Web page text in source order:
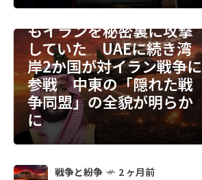
【速報】サウジアラビア
もイランを秘密裏に攻撃
していた UAEに続き湾
岸2か国が対イラン戦争に
参戦 中東の「隠れた戦
争同盟」の全貌が明らか
に
戦争と紛争 2 ヶ月前